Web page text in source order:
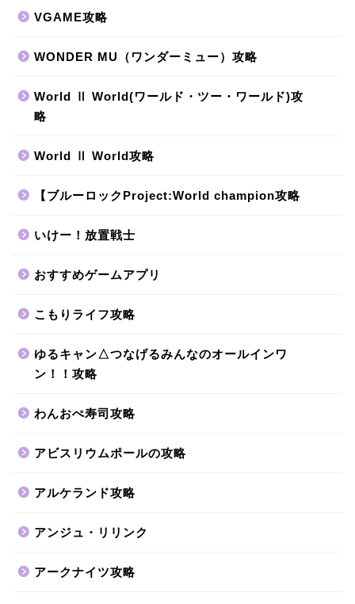
VGAME攻略
WONDER MU（ワンダーミュー）攻略
World Ⅱ World(ワールド・ツー・ワールド)攻
略
World Ⅱ World攻略
【ブルーロックProject:World champion攻略
いけー！放置戦士
おすすめゲームアプリ
こもりライフ攻略
ゆるキャン△つなげるみんなのオールインワ
ン！！攻略
わんおぺ寿司攻略
アビスリウムポールの攻略
アルケランド攻略
アンジュ・リリンク
アークナイツ攻略